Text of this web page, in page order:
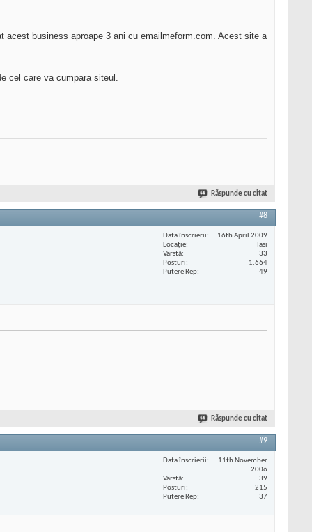
business aproape 3 ani cu emailmeform.com. Acest site a
cel care va cumpara siteul.
Răspunde cu citat
#8
Data înscrierii
16th April 2009
Locaţie
Iasi
Vârstă
33
Posturi
1.664
Putere Rep
49
Răspunde cu citat
#9
Data înscrierii
11th November
2006
Vârstă
39
Posturi
215
Putere Rep
37